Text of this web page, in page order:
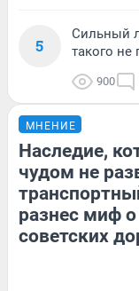
5
Сильный
такого не
900
МНЕНИЕ
Наследие,
чудом не
разнес миф
советских